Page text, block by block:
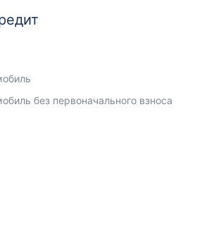
без первоначального взноса